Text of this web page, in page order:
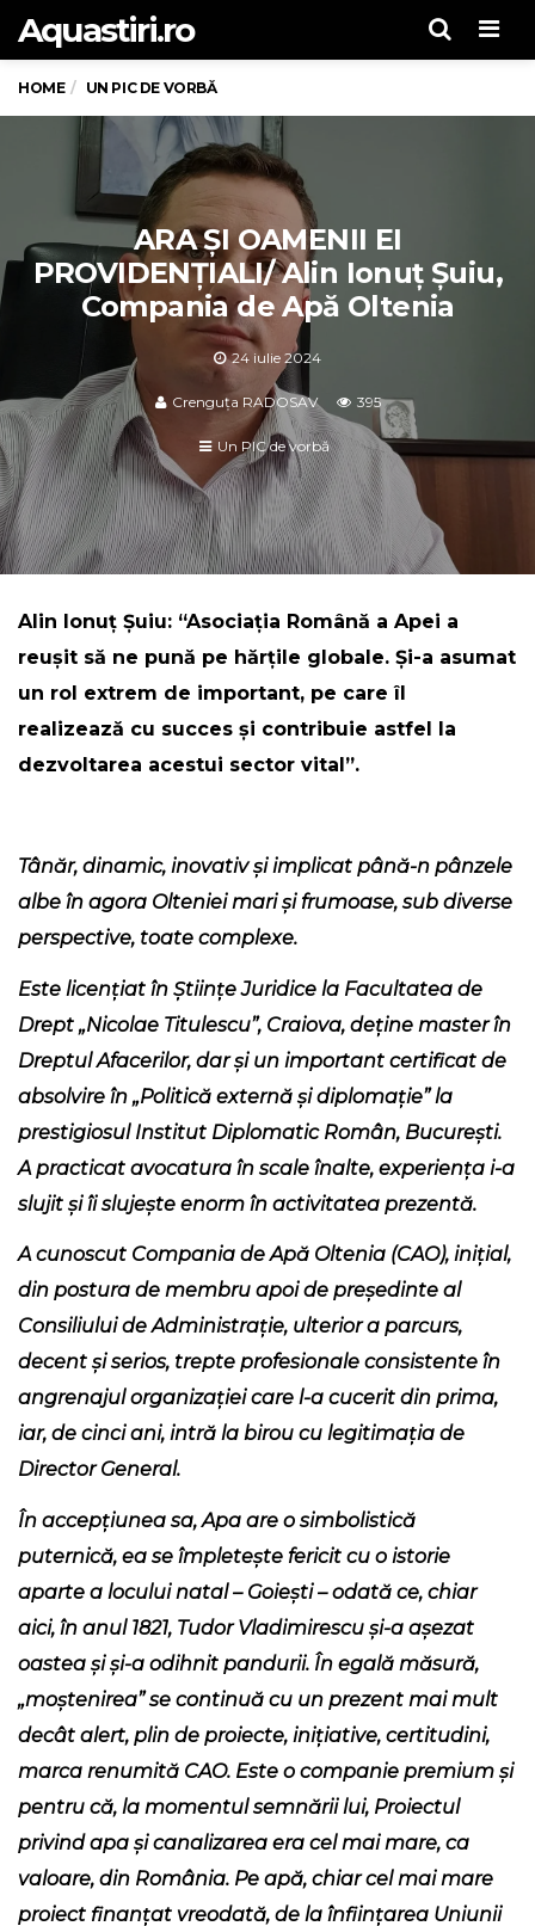
Aquastiri.ro
HOME UN PIC DE VORBĂ
ARA ȘI OAMENII EI
PROVIDENȚIALI/ Alin Ionuț Șuiu,
Compania de Apă Oltenia
24 iulie 2024
Crenguța RADOSAV 395
Un PIC de vorbă
Alin Ionuț Șuiu: “Asociația Română a Apei a
reușit să ne pună pe hărțile globale. Și-a asumat
un rol extrem de important, pe care îl
realizează cu succes și contribuie astfel la
dezvoltarea acestui sector vital”.
Tânăr, dinamic, inovativ și implicat până-n pânzele
albe în agora Olteniei mari și frumoase, sub diverse
perspective, toate complexe.
Este licențiat în Științe Juridice la Facultatea de
Drept „Nicolae Titulescu”, Craiova, deține master în
Dreptul Afacerilor, dar și un important certificat de
absolvire în „Politică externă și diplomație” la
prestigiosul Institut Diplomatic Român, București.
A practicat avocatura în scale înalte, experiența i-a
slujit și îi slujește enorm în activitatea prezentă.
A cunoscut Compania de Apă Oltenia (CAO), inițial,
din postura de membru apoi de președinte al
Consiliului de Administrație, ulterior a parcurs,
decent și serios, trepte profesionale consistente în
angrenajul organizației care l-a cucerit din prima,
iar, de cinci ani, intră la birou cu legitimația de
Director General.
În accepțiunea sa, Apa are o simbolistică
puternică, ea se împletește fericit cu o istorie
aparte a locului natal – Goiești – odată ce, chiar
aici, în anul 1821, Tudor Vladimirescu și-a așezat
oastea și și-a odihnit pandurii. În egală măsură,
„moștenirea” se continuă cu un prezent mai mult
decât alert, plin de proiecte, inițiative, certitudini,
marca renumită CAO. Este o companie premium și
pentru că, la momentul semnării lui, Proiectul
privind apa și canalizarea era cel mai mare, ca
valoare, din România. Pe apă, chiar cel mai mare
proiect finanțat vreodată, de la înființarea Uniunii